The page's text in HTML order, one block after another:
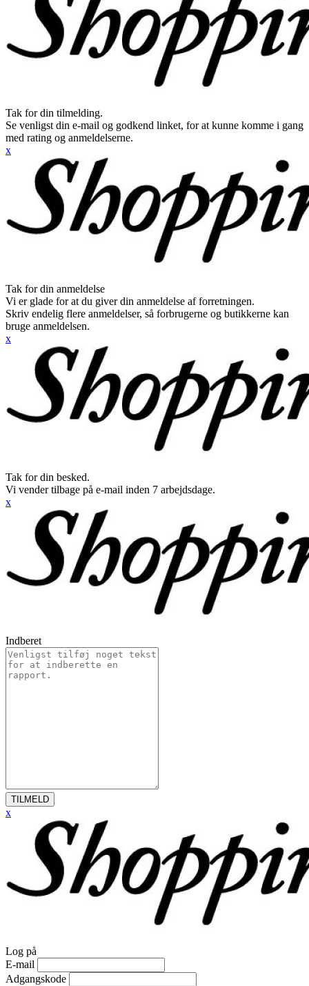
Tak for din tilmelding.
Se venligst din e-mail og godkend linket, for at kunne komme i gang
med rating og anmeldelserne.
x
Tak for din anmeldelse
Vi er glade for at du giver din anmeldelse af forretningen.
Skriv endelig flere anmeldelser, så forbrugerne og butikkerne kan
bruge anmeldelsen.
x
Tak for din besked.
Vi vender tilbage på e-mail inden 7 arbejdsdage.
x
Indberet
TILMELD
x
Log på
E-mail
Adgangskode